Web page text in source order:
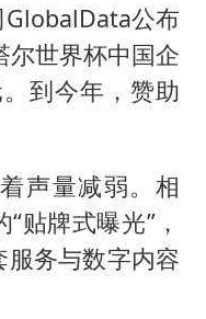
公布
尔世界杯中国企
到今年，赞助
声量减弱。相
贴牌式曝光”，
务与数字内容